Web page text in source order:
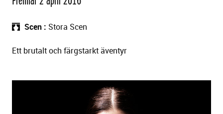
Scen Stora Scen
Ett brutalt och färgstarkt äventyr